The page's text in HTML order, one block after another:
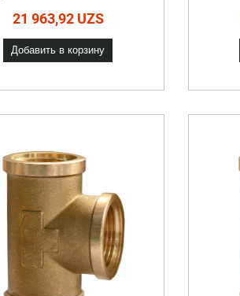
21 963,92 UZS
Добавить в корзину